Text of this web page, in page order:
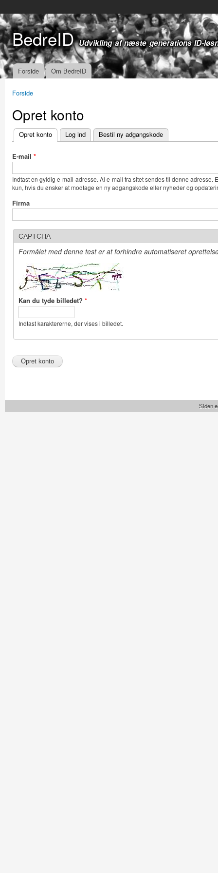
BedreID Udvikling af næste generations ID-
Hovedmenu
Forside Om BedreID
Forside
Opret konto
Primære faneblade
Opret konto (aktiv fane)
Log ind Bestil ny adgangskode
E-mail *
Indtast en gyldig e-mail-adresse. Al e-mail fra sitet sendes til denne adresse.
kun, hvis du ønsker at modtage en ny adgangskode eller nyheder og
Firma
CAPTCHA
Formålet med denne test er at forhindre automatiseret
Kan du tyde billedet? *
Indtast karaktererne, der vises i billedet.
Siden